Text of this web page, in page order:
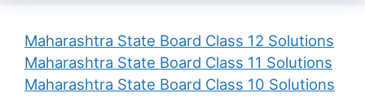
Maharashtra State Board Class 12 Solutions
Maharashtra State Board Class 11 Solutions
Maharashtra State Board Class 10 Solutions